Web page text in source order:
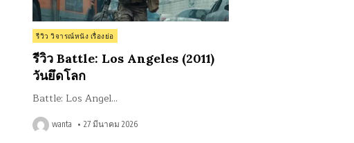
Posted
in
รีวิว วิจารณ์หนัง เรื่องย่อ
รีวิว Battle: Los Angeles (2011)
วันยึดโลก
Battle: Los Angel…
wanta 27 มีนาคม 2026